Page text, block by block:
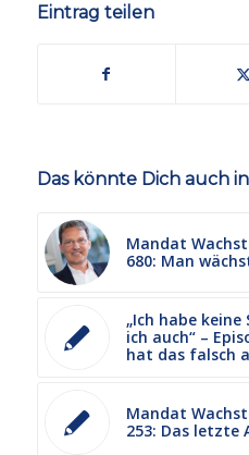
Eintrag teilen
Das könnte Dich auch
Mandat
680: Man
„Ich habe
ich auch“ –
hat das falsch
Mandat
253: Das letzte